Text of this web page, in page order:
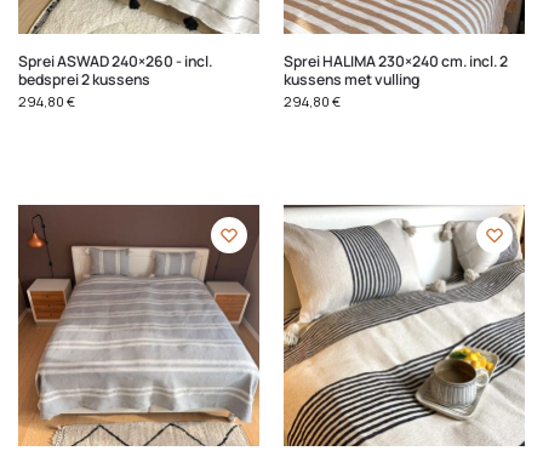
Sprei ASWAD 240×260 - incl.
bedsprei 2 kussens
294,80 €
Sprei HALIMA 230×240 cm. incl. 2
kussens met vulling
294,80 €